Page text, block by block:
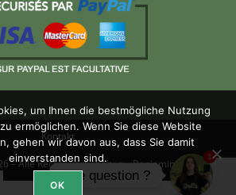
Tab)
Kontakt
– Alle Rechte vorbehalten –Benjamin
um Ihnen die bestmögliche Nutzung
ermöglichen. Wenn Sie diese Website
gehen wir davon aus, dass Sie damit
einverstanden sind.
OK
Une question ?
1